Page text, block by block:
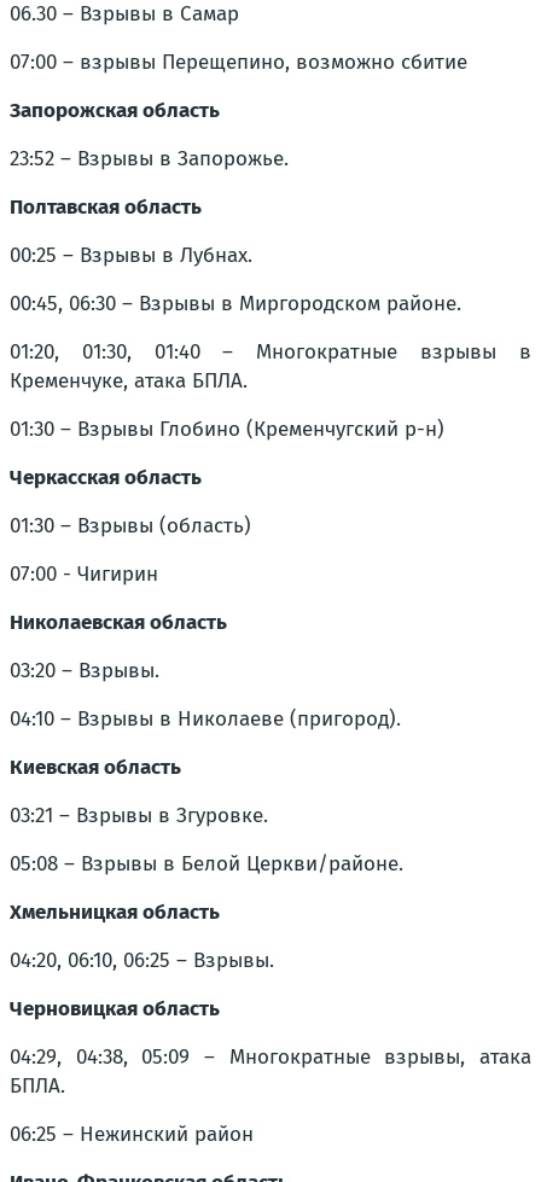
06.30 – Взрывы в Самар
07:00 – взрывы Перещепино, возможно сбитие
Запорожская область
23:52 – Взрывы в Запорожье.
Полтавская область
00:25 – Взрывы в Лубнах.
00:45, 06:30 – Взрывы в Миргородском районе.
01:20, 01:30, 01:40 – Многократные взрывы в
Кременчуке, атака БПЛА.
01:30 – Взрывы Глобино (Кременчугский р-н)
Черкасская область
01:30 – Взрывы (область)
07:00 - Чигирин
Николаевская область
03:20 – Взрывы.
04:10 – Взрывы в Николаеве (пригород).
Киевская область
03:21 – Взрывы в Згуровке.
05:08 – Взрывы в Белой Церкви/районе.
Хмельницкая область
04:20, 06:10, 06:25 – Взрывы.
Черновицкая область
04:29, 04:38, 05:09 – Многократные взрывы, атака
БПЛА.
06:25 – Нежинский район